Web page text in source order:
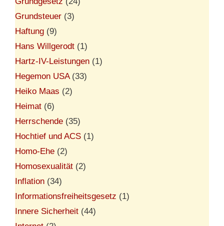
Grundsteuer (3)
Haftung (9)
Hans Willgerodt (1)
Hartz-IV-Leistungen (1)
Hegemon USA(33)
Heiko Maas (2)
Heimat (6)
Herrschende (35)
Hochtief und ACS (1)
Homo-Ehe (2)
Homosexualität (2)
Inflation (34)
Informationsfreiheitsgesetz (1)
Innere Sicherheit (44)